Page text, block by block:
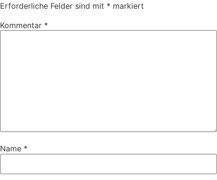
Erforderliche Felder sind mit * markiert
Kommentar *
Name *